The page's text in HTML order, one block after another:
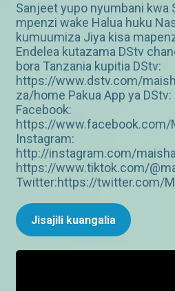
Sanjeet yupo nyumbani kwa
mpenzi wake Halua huku
kumuumiza Jiya kisa
Endelea kutazama DStv
bora Tanzania kupitia DStv:
https://www.dstv.com/
za/home Pakua App ya
Facebook:
https://www.facebook.com/
Instagram:
http://instagram.com/
https://www.tiktok.com/
Twitter:https://twitter.com/
Jisajili kuangalia